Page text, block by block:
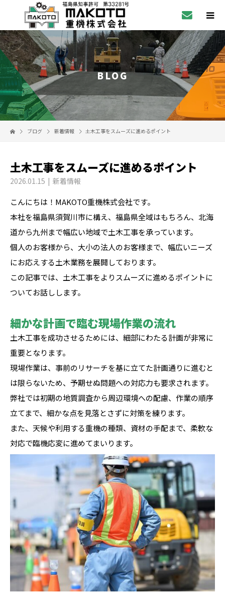
BLOG
ブログ 新着情報 土木工事をスムーズに進めるポイント
土木工事をスムーズに進めるポイント
2026.01.15 新着情報
こんにちは！MAKOTO重機株式会社です。
本社を福島県須賀川市に構え、福島県全域はもちろん、北海
道から九州まで幅広い地域で土木工事を承っています。
個人のお客様から、大小の法人のお客様まで、幅広いニーズ
にお応えする土木業務を展開しております。
この記事では、土木工事をよりスムーズに進めるポイントに
ついてお話しします。
細かな計画で臨む現場作業の流れ
土木工事を成功させるためには、細部にわたる計画が非常に
重要となります。
現場作業は、事前のリサーチを基に立てた計画通りに進むと
は限らないため、予期せぬ問題への対応力も要求されます。
弊社では初期の地質調査から周辺環境への配慮、作業の順序
立てまで、細かな点を見落とさずに対策を練ります。
また、天候や利用する重機の種類、資材の手配まで、柔軟な
対応で臨機応変に進めてまいります。